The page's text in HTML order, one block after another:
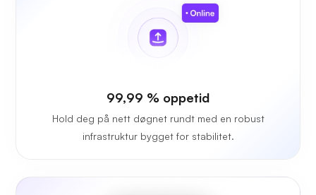
99,99 % oppetid
Hold deg på nett døgnet rundt med en robust
infrastruktur bygget for stabilitet.